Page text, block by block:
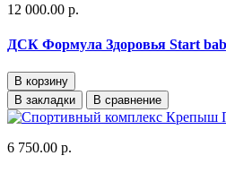
12 000.00 р.
ДСК Формула Здоровья Start
В корзину
В закладки
В сравнение
6 750.00 р.